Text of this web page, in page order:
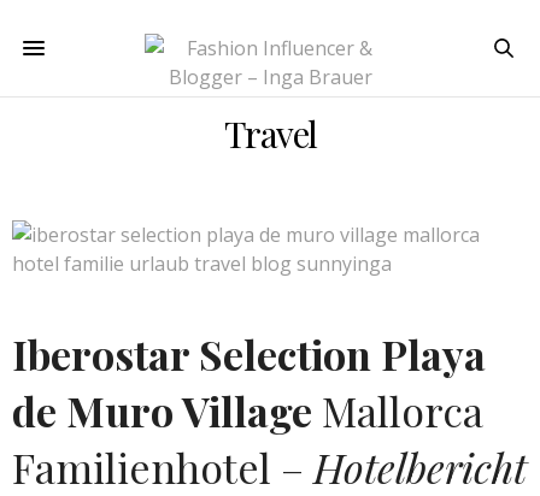
Travel
Iberostar Selection Playa
de Muro Village Mallorca
Familienhotel – Hotelbericht